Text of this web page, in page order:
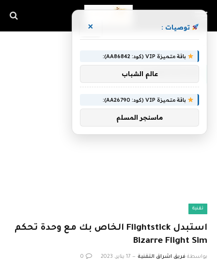
FLIGHTSTICK
تقنية
استبدل Flightstick الخاص بك مع وحدة تحكم
Bizarre Flight Sim
بواسطة فريق اشراق التقنية 17 يناير، 2023 0
توصيات : ×
باقة متميزة VIP (كود: AA86842):
عالم الشباب
باقة متميزة VIP (كود: AA26790):
ماسنجر المسلم